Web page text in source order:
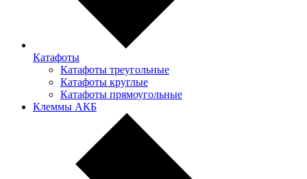
Катафоты
Катафоты треугольные
Катафоты круглые
Катафоты прямоугольные
Клеммы АКБ